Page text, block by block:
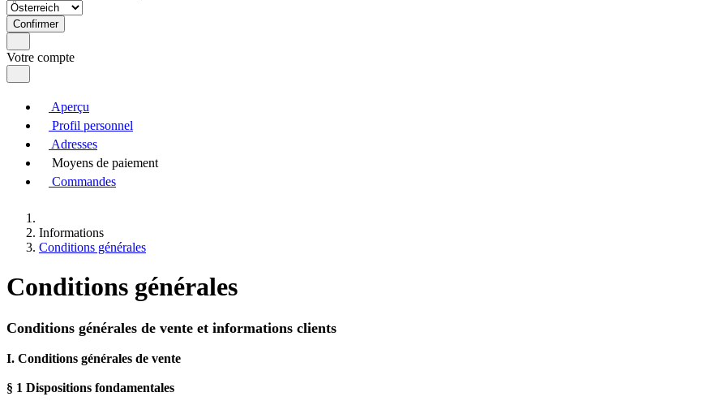
Confirmer
Votre compte
Aperçu
Profil personnel
Adresses
Moyens de paiement
Commandes
Informations
Conditions générales
Conditions générales
Conditions générales de vente et informations clients
I. Conditions générales de vente
§ 1 Dispositions fondamentales